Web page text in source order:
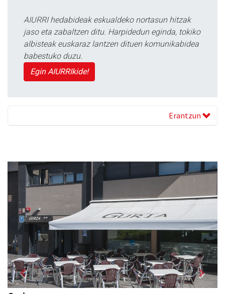
AIURRI hedabideak eskualdeko nortasun hitzak
jaso eta zabaltzen ditu. Harpidedun eginda, tokiko
albisteak euskaraz lantzen dituen komunikabidea
babestuko duzu.
Egin AIURRIkide!
Erantzun
Previous Next